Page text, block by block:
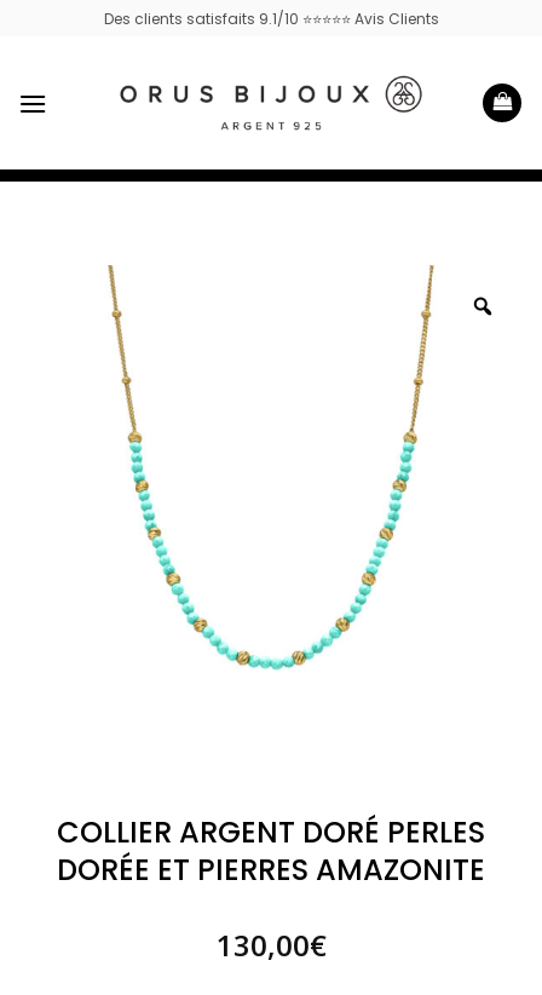
Des clients satisfaits 9.1/10 ⭐⭐⭐⭐⭐ Avis Clients
COLLIER ARGENT DORÉ PERLES
DORÉE ET PIERRES AMAZONITE
130,00€